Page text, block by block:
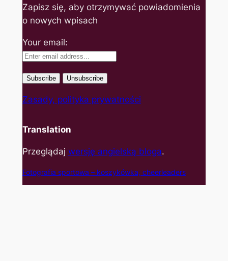
Zapisz się, aby otrzymywać powiadomienia
o nowych wpisach
Your email:
Zasady, polityka prywatności
Translation
Przeglądaj wersję angielską bloga.
Fotografia sportowa – koszykówka, cheerleaders